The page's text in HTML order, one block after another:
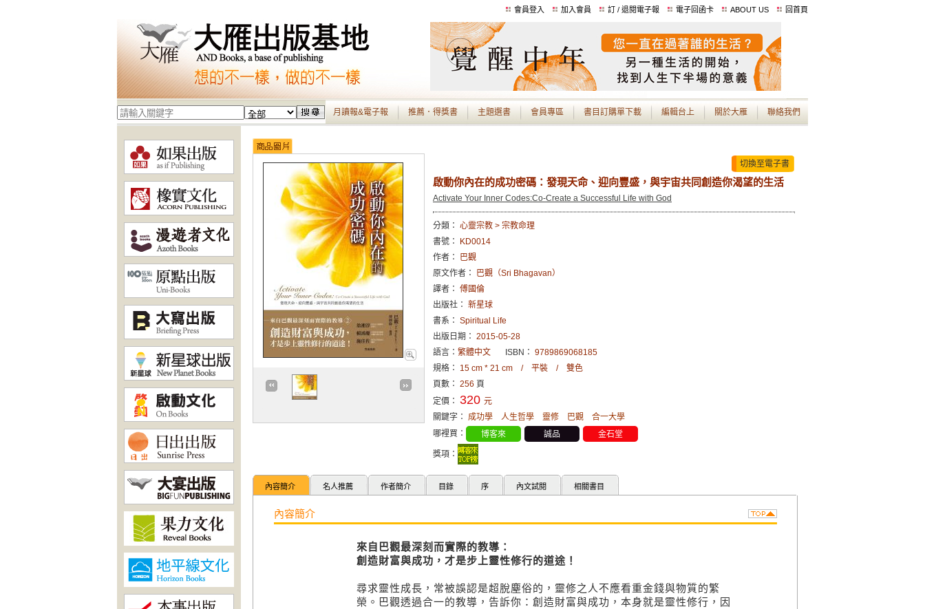
會員登入 加入會員 訂 / 退閱電子報 電子回函卡 ABOUT US 回首頁
月讀報&電子報 推薦．得獎書 主題選書 會員專區 書目訂購單下載 編輯台上 關於大雁 聯絡我們
切換至電子書
啟動你內在的成功密碼：發現天命、迎向豐盛，與宇宙共同創造你渴望的生活
Activate Your Inner Codes:Co-Create a Successful Life with God
分類： 心靈宗教 > 宗教命理
書號：
KD0014
作者： 巴觀
原文作者： 巴觀（Sri Bhagavan）
譯者： 傅國倫
出版社： 新星球
書系： Spiritual Life
出版日期： 2015-05-28
語言： 繁體中文 ISBN： 9789869068185
規格： 15 cm * 21 cm / 平裝 / 雙色
頁數： 256 頁
定價： 320 元
關鍵字： 成功學 人生哲學 靈修 巴觀
合一大學
哪裡買：
博客來 誠品 金石堂
獎項：
內容簡介 名人推薦 作者簡介 目錄 序 內文試閱 相關書目
內容簡介
來自巴觀最深刻而實際的教導：
創造財富與成功，才是步上靈性修行的道途！
尋求靈性成長，常被誤認是超脫塵俗的，靈修之人不應看重金錢與物質的繁
榮。巴觀透過合一的教導，告訴你：創造財富與成功，本身就是靈性修行，因